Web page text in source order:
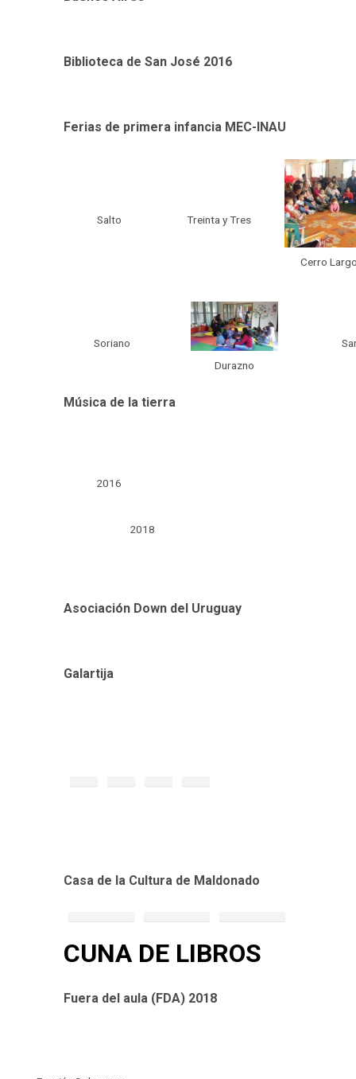
Biblioteca de San José 2016
Ferias de primera infancia MEC-INAU
Salto Treinta y Tres
Cerro
Soriano
Durazno
Música de la tierra
2016
2018
Asociación Down del Uruguay
Galartija
Casa de la Cultura de Maldonado
CUNA DE LIBROS
Fuera del aula (FDA) 2018